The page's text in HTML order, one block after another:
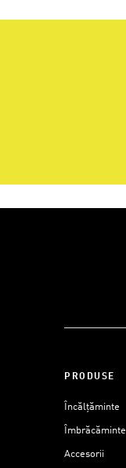
PRODUSE
Încălțăminte
Îmbrăcăminte
Accesorii